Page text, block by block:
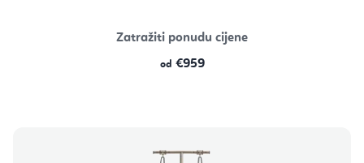
Zatražiti ponudu cijene
od €959